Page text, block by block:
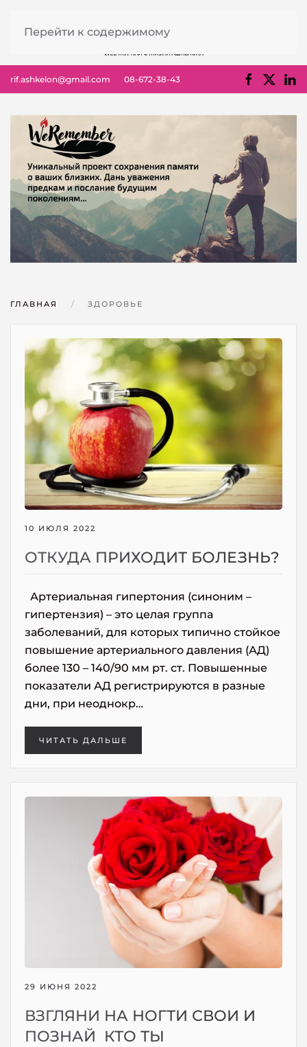
Перейти к содержимому
rif.ashkelon@gmail.com 08-672-38-43
ГЛАВНАЯ ЗДОРОВЬЕ
10 ИЮЛЯ 2022
ОТКУДА ПРИХОДИТ БОЛЕЗНЬ?
Артериальная гипертония (синоним –
гипертензия) – это целая группа
заболеваний, для которых типично стойкое
повышение артериального давления (АД)
более 130 – 140/90 мм рт. ст. Повышенные
показатели АД регистрируются в разные
дни, при неоднокр…
ЧИТАТЬ ДАЛЬШЕ
29 ИЮНЯ 2022
ВЗГЛЯНИ НА НОГТИ СВОИ И
ПОЗНАЙ КТО ТЫ